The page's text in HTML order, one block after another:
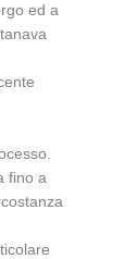
ed a
fino a